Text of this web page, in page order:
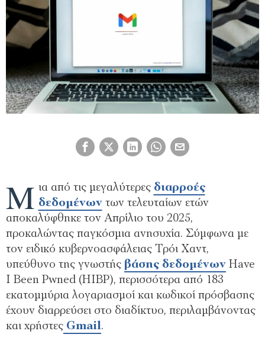
Μ ια από τις μεγαλύτερες διαρροές
δεδομένωντων τελευταίων ετών
αποκαλύφθηκε τον Απρίλιο του 2025,
προκαλώντας παγκόσμια ανησυχία. Σύμφωνα με
τον ειδικό κυβερνοασφάλειας Τρόι Χαντ,
υπεύθυνο της γνωστής βάσης δεδομένων Have
I Been Pwned (HIBP), περισσότερα από 183
εκατομμύρια λογαριασμοί και κωδικοί πρόσβασης
έχουν διαρρεύσει στο διαδίκτυο, περιλαμβάνοντας
και χρήστες Gmail.